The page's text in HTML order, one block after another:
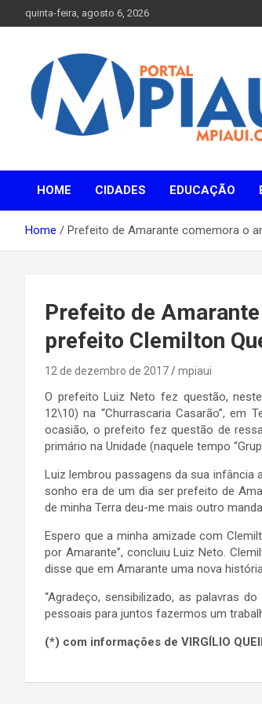
to
quinta-feira, agosto 6, 2026
Portal MPiauí
Parnaíba
HOME
CIDADES EDUCAÇÃO
Home Prefeito de Amarante comemora o
Prefeito de
prefeito Clemilton
12 de dezembro de 2017 mpiaui
O prefeito Luiz Neto fez questão,
12\10) na “Churrascaria Casarão”,
ocasião, o prefeito fez questão de
primário na Unidade (naquele tempo
Luiz lembrou passagens da sua
sonho era de um dia ser prefeito de
de minha Terra deu-me mais outro
Espero que a minha amizade com
por Amarante”, concluiu Luiz Neto.
disse que em Amarante uma nova
“Agradeço, sensibilizado, as palavras
pessoais para juntos fazermos um
(*) com informações de VIRGÍLIO